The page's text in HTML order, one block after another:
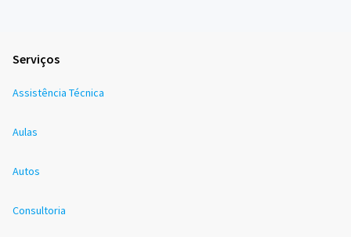
Serviços
Assistência Técnica
Aulas
Autos
Consultoria